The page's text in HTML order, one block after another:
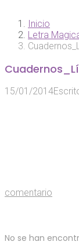
Inicio
Letra
15/01/2014
comentario
No se han